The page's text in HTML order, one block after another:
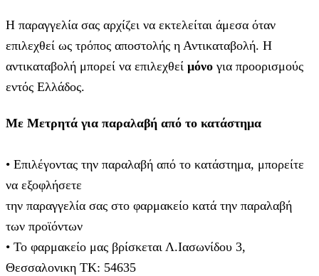
Η παραγγελία σας αρχίζει να εκτελείται άμεσα όταν
επιλεχθεί ως τρόπος αποστολής η Αντικαταβολή. Η
αντικαταβολή μπορεί να επιλεχθεί μόνο για προορισμούς
εντός Ελλάδος.
Με Μετρητά για παραλαβή από το κατάστημα
• Επιλέγοντας την παραλαβή από το κατάστημα, μπορείτε
να εξοφλήσετε
την παραγγελία σας στο φαρμακείο κατά την παραλαβή
των προϊόντων
• Το φαρμακείο μας βρίσκεται Λ.Ιασωνίδου 3,
Θεσσαλονικη ΤΚ: 54635